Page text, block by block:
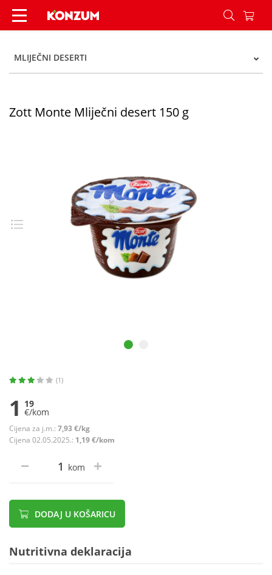
Zott Monte Mliječni desert 150 g - Konzum
MLIJEČNI DESERTI
Zott Monte Mliječni desert 150 g
(1)
1 19
€/kom
Cijena za j.m.: 7,93 €/kg
Cijena 02.05.2025.: 1,19 €/kom
kom
DODAJ U KOŠARICU
Nutritivna deklaracija